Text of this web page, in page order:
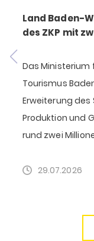
Land Baden-
des ZKP mit
Das
Tourismus
Erweiterung des
Produktion und
rund zwei
29.07.2026